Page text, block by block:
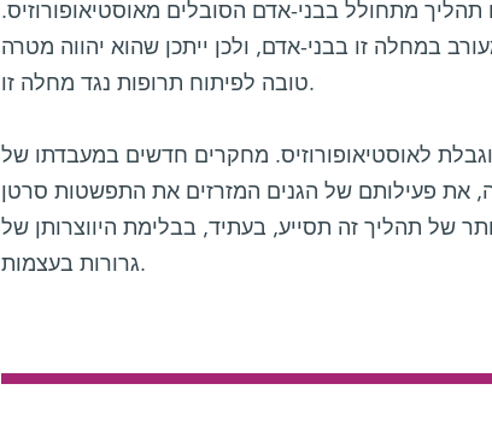
מתחולל בבני-אדם הסובלים מאוסטיאופורוזיס.
8 עלול להיות מעורב במחלה זו בבני-אדם, ולכן ייתכן שהוא יהווה מטרה
טובה לפיתוח תרופות נגד מחלה זו.
על העצם אינה מוגבלת לאוסטיאופורוזיס. מחקרים חדשים במעבדתו של
את פעילותם של הגנים המזרזים את התפשטות סרטן
של תהליך זה תסייע, בעתיד, בבלימת היווצרותן של
גרורות בעצמות.